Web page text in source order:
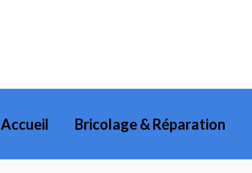
Accueil Bricolage & Réparation